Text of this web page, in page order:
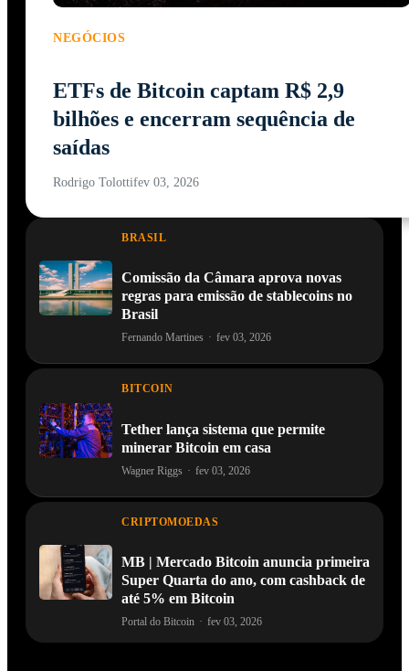
NEGÓCIOS
ETFs de Bitcoin captam R$ 2,9
bilhões e encerram sequência de
saídas
Rodrigo Tolottifev 03, 2026
BRASIL
Comissão da Câmara aprova novas
regras para emissão de stablecoins no
Brasil
Fernando Martines · fev 03, 2026
BITCOIN
Tether lança sistema que permite
minerar Bitcoin em casa
Wagner Riggs · fev 03, 2026
CRIPTOMOEDAS
MB | Mercado Bitcoin anuncia primeira
Super Quarta do ano, com cashback de
até 5% em Bitcoin
Portal do Bitcoin · fev 03, 2026